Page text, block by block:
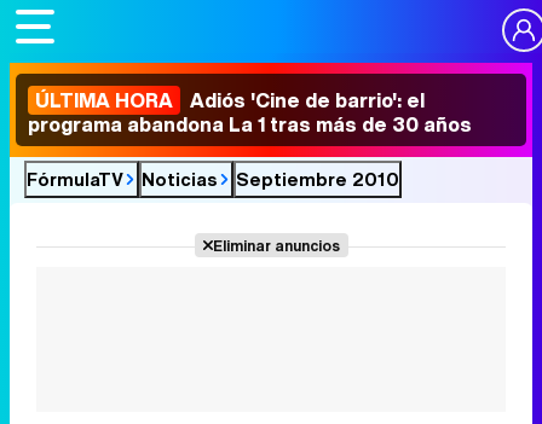
ÚLTIMA HORA Adiós 'Cine de barrio': el
programa abandona La 1 tras más de 30 años
FórmulaTV Noticias Septiembre 2010
Eliminar anuncios